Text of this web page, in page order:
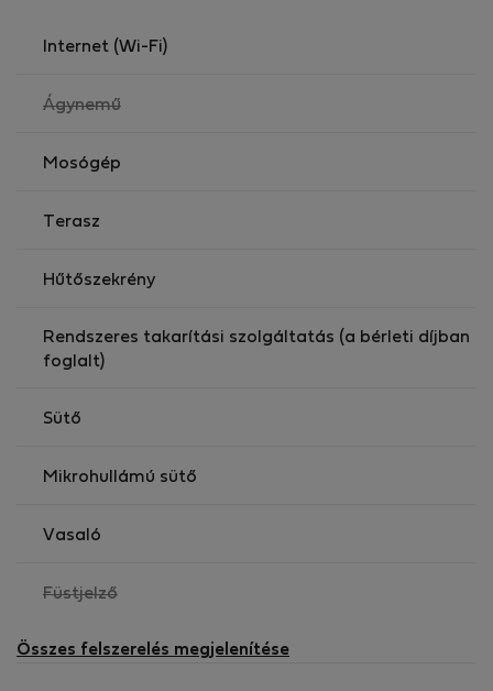
Internet (Wi-Fi)
Ágynemű,
Mosógép
Terasz
Hűtőszekrény
Rendszeres takarítási szolgáltatás (a bérleti díjban
foglalt)
Sütő
Mikrohullámú sütő
Vasaló
Füstjelző,
elérhető
Összes felszerelés megjelenítése